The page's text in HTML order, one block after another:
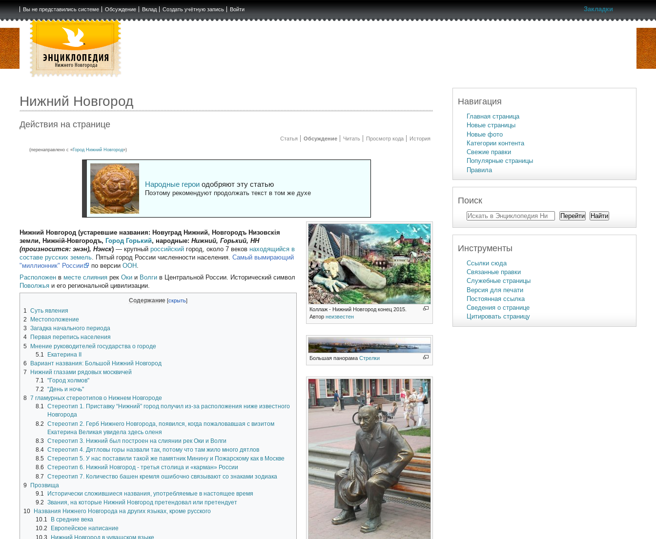
Вы не представились системе Обсуждение Вклад Создать учётную запись Войти Закладки
Нижний Новгород
Действия на странице
Статья Обсуждение Читать Просмотр кода История
(перенаправлено с «Город Нижний Новгород»)
Народные героиодобряют эту статью
Поэтому рекомендуют продолжать текст в том же духе
Коллаж - Нижний Новгород конец 2015.
Авторнеизвестен
Большая панорамаСтрелки
Нижний Новгород (устаревшие названия: Новуград Нижний, Новгородъ Низовскія
земли, Нижній-Новгородъ, Город Горький, народные:Нижний, Горький, НН
(произносится: энэн), Нэнск) — крупныйроссийский город, около 7 веков находящийся в
составе русских земель. Пятый город России численности населения.Самый вымирающий
"миллионник" России
по версииООН .
Расположен в месте слияния рекОки и Волги в Центральной России. Исторический символ
Поволжья и его региональной цивилизации.
Содержание
1
Суть явления
2
Местоположение
3 Загадка начального периода
4
Первая перепись населения
5 Мнение руководителей государства о городе
5.1
Екатерина II
6
Вариант названия: Большой Нижний Новгород
7
Нижний глазами рядовых москвичей
7.1 "Город холмов"
7.2 "День и ночь"
8 7 гламурных стереотипов о Нижнем Новгороде
8.1 Стереотип 1. Приставку “Нижний” город получил из-за расположения ниже известного
Новгорода
8.2 Стереотип 2. Герб Нижнего Новгорода, появился, когда пожаловавшая с визитом
Екатерина Великая увидела здесь оленя
8.3 Стереотип 3. Нижний был построен на слиянии рек Оки и Волги
8.4 Стереотип 4. Дятловы горы назвали так, потому что там жило много дятлов
8.5 Стереотип 5. У нас поставили такой же памятник Минину и Пожарскому как в Москве
8.6 Стереотип 6. Нижний Новгород - третья столица и «карман» России
8.7 Стереотип 7. Количество башен кремля ошибочно связывают со знаками зодиака
9
Прозвища
9.1
Исторически сложившиеся названия, употребляемые в настоящее время
9.2 Звания, на которые Нижний Новгород претендовал или претендует
10
Названия Нижнего Новгорода на других языках, кроме русского
10.1
В средние века
10.2
Европейское написание
10.3
Нижний Новгород в чувашском языке
Навигация
Главная страница
Новые страницы
Новые фото
Категории контента
Свежие правки
Популярные страницы
Правила
Поиск
Инструменты
Ссылки сюда
Связанные правки
Служебные страницы
Версия для печати
Постоянная ссылка
Сведения о странице
Цитировать страницу